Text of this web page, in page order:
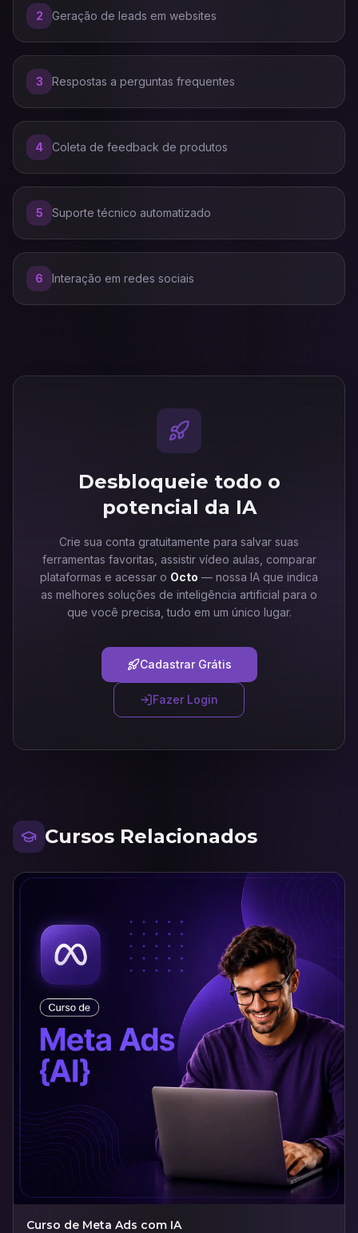
2 Geração de leads em websites
3 Respostas a perguntas frequentes
4 Coleta de feedback de produtos
5 Suporte técnico automatizado
6 Interação em redes sociais
Desbloqueie todo o
potencial da IA
Crie sua conta gratuitamente para salvar suas
ferramentas favoritas, assistir vídeo aulas, comparar
plataformas e acessar o Octo — nossa IA que indica
as melhores soluções de inteligência artificial para o
que você precisa, tudo em um único lugar.
Cadastrar Grátis
Fazer Login
Cursos Relacionados
Curso de Meta Ads com IA